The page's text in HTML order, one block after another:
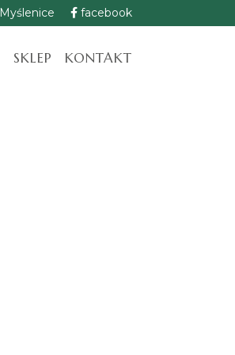
Myślenice facebook
SKLEP KONTAKT